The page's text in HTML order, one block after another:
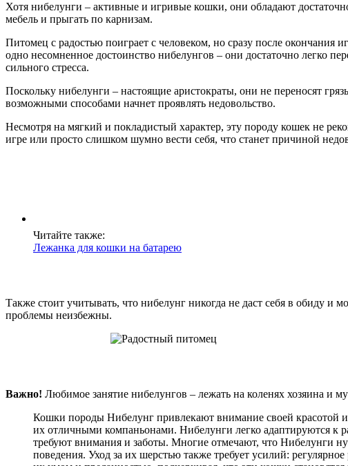
Хотя нибелунги – активные и игривые кошки, они обладают
мебель и прыгать по карнизам.
Питомец с радостью поиграет с человеком, но сразу после
одно несомненное достоинство нибелунгов – они достаточно легко
сильного стресса.
Поскольку нибелунги – настоящие аристократы, они не переносят
возможными способами начнет проявлять недовольство.
Несмотря на мягкий и покладистый характер, эту породу кошек не
игре или просто слишком шумно вести себя, что станет причиной
Читайте также:
Лежанка для кошки на батарею
Также стоит учитывать, что нибелунг никогда не даст себя в обиду
проблемы неизбежны.
Важно! Любимое занятие нибелунгов – лежать на коленях хозяина и
Кошки породы Нибелунг привлекают внимание своей красотой
их отличными компаньонами. Нибелунги легко адаптируются к
требуют внимания и заботы. Многие отмечают, что Нибелунги
поведения. Уход за их шерстью также требует усилий: